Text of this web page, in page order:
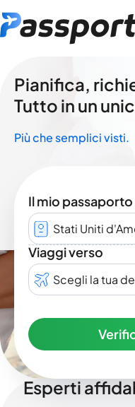
Pianifica,
Tutto in un
Più che semplici visti.
Il mio passaporto
Stati Uniti
Viaggi verso
Scegli la tua
Esperti